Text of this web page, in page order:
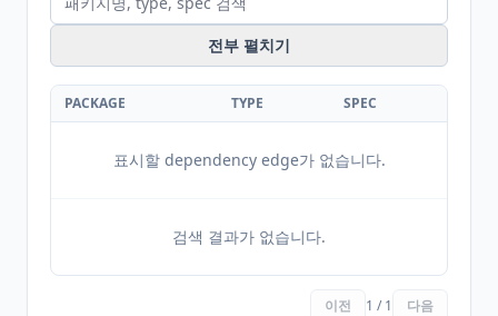
전부 펼치기
PACKAGE TYPE SPEC
표시할 dependency edge가 없습니다.
검색 결과가 없습니다.
이전 1 / 1 다음